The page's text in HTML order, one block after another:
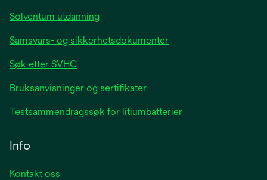
Solventum utdanning
Samsvars- og sikkerhetsdokumenter
Søk etter SVHC
Bruksanvisninger og sertifikater
Testsammendragssøk for litiumbatterier
Info
Kontakt oss